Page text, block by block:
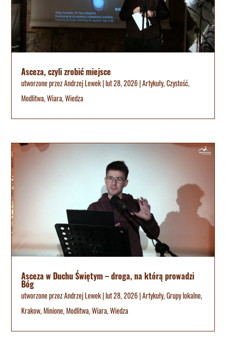
Asceza, czyli zrobić miejsce
utworzone przezAndrzej Lewek|lut 28, 2026|Artykuły,Czystość,
Modlitwa,Wiara,Wiedza
Asceza w Duchu Świętym – droga, na którą prowadzi
Bóg
utworzone przezAndrzej Lewek|lut 28, 2026|Artykuły,Grupy lokalne,
Krakow,Minione,Modlitwa,Wiara,Wiedza